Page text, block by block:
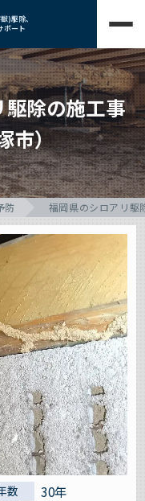
)駆除、
ポート
除の施工事
市）
防 福岡県のシロアリ駆
数 30年